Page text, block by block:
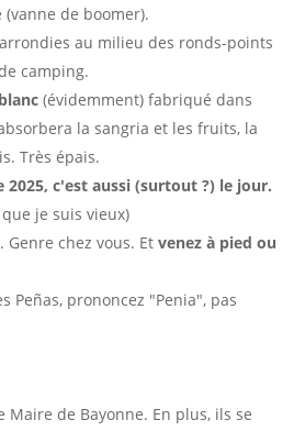
de boomer).
au milieu des ronds-points
camping.
(évidemment) fabriqué dans
la sangria et les fruits, la
Très épais.
2025, c'est aussi (surtout ?) le jour.
je suis vieux)
Genre chez vous. Etvenez à pied ou
Peñas, prononcez "Penia", pas
Maire de Bayonne. En plus, ils se